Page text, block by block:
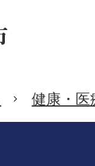
健康・医